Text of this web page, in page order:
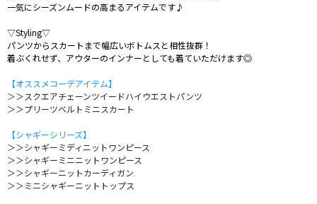
一気にシーズンムードの高まるアイテムです♪
▽Styling▽
パンツからスカートまで幅広いボトムスと相性抜群！
着ぶくれせず、アウターのインナーとしても着ていただけます◎
【オススメコーデアイテム】
＞＞スクエアチェーンツイードハイウエストパンツ
＞＞プリーツベルトミニスカート
【シャギーシリーズ】
＞＞シャギーミディニットワンピース
＞＞シャギーミニニットワンピース
＞＞シャギーニットカーディガン
＞＞ミニシャギーニットトップス